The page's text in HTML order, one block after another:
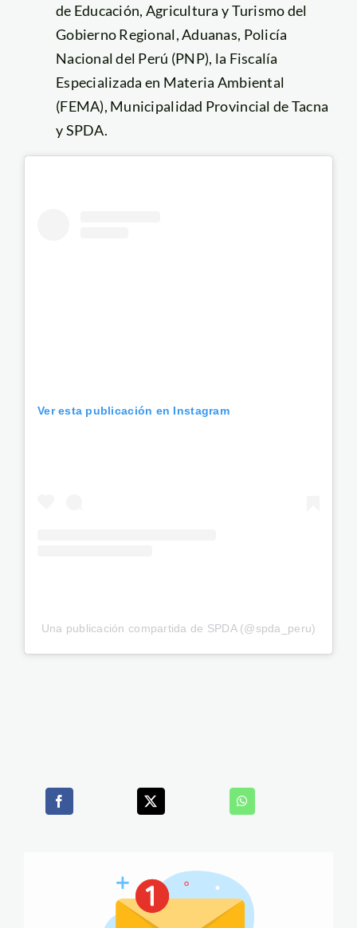
de Educación, Agricultura y Turismo del
Gobierno Regional, Aduanas, Policía
Nacional del Perú (PNP), la Fiscalía
Especializada en Materia Ambiental
(FEMA), Municipalidad Provincial de Tacna
y SPDA.
Ver esta publicación en Instagram
Una publicación compartida de SPDA (@spda_peru)